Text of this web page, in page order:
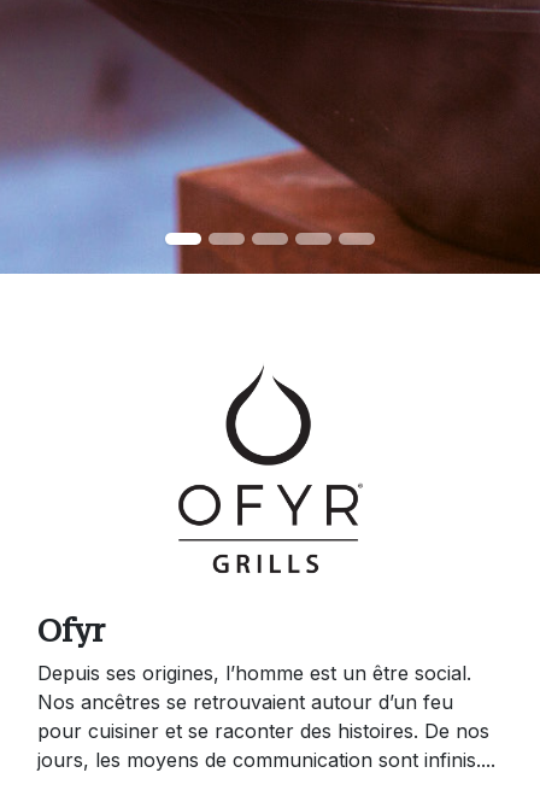
Ofyr
Depuis ses origines, l’homme est un être social.
Nos ancêtres se retrouvaient autour d’un feu
pour cuisiner et se raconter des histoires. De nos
jours, les moyens de communication sont infinis....